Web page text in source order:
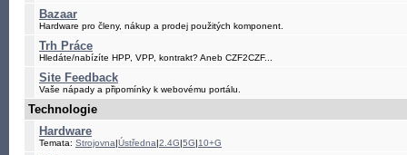
Bazaar
Hardware pro členy, nákup a prodej použitých komponent.
Trh Práce
Hledáte/nabízíte HPP, VPP, kontrakt? Aneb CZF2CZF...
Site Feedback
Vaše nápady a připomínky k webovému portálu.
Technologie
Hardware
Temata: Strojovna|Ústředna|2.4G|5G|10+G